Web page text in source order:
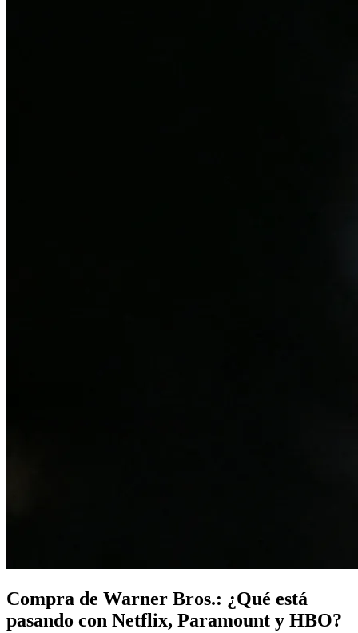
Compra de Warner Bros.: ¿Qué está
pasando con Netflix, Paramount y HBO?